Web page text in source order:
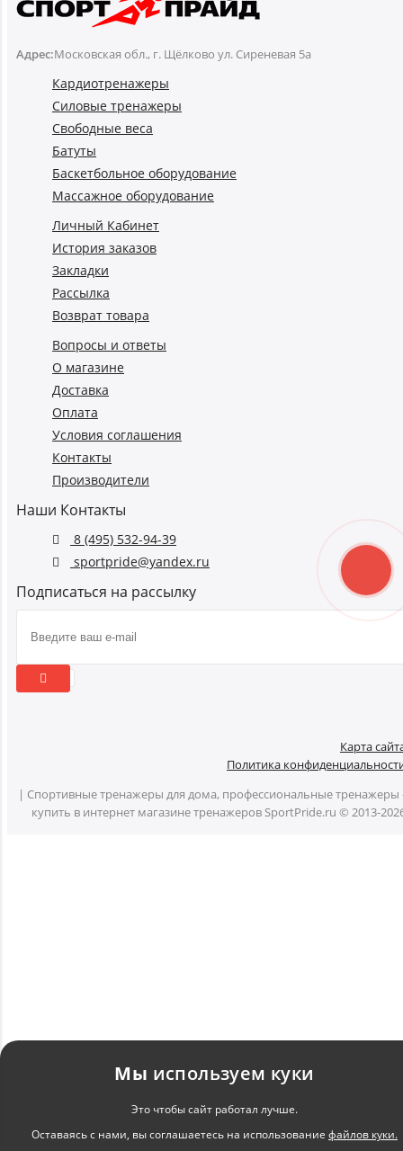
Адрес:Московская обл., г. Щёлково ул. Сиреневая 5а
Кардиотренажеры
Силовые тренажеры
Свободные веса
Батуты
Баскетбольное оборудование
Массажное оборудование
Личный Кабинет
История заказов
Закладки
Рассылка
Возврат товара
Вопросы и ответы
О магазине
Доставка
Оплата
Условия соглашения
Контакты
Производители
Наши Контакты
8 (495) 532-94-39
sportpride@yandex.ru
Подписаться на рассылку
Карта
Политика
| Спортивные тренажеры для дома, профессиональные тренажеры
купить в интернет магазине тренажеров SportPride.ru © 2013-
Мы используем куки
Это чтобы сайт работал лучше.
Оставаясь с нами, вы соглашаетесь на использование файлов куки.